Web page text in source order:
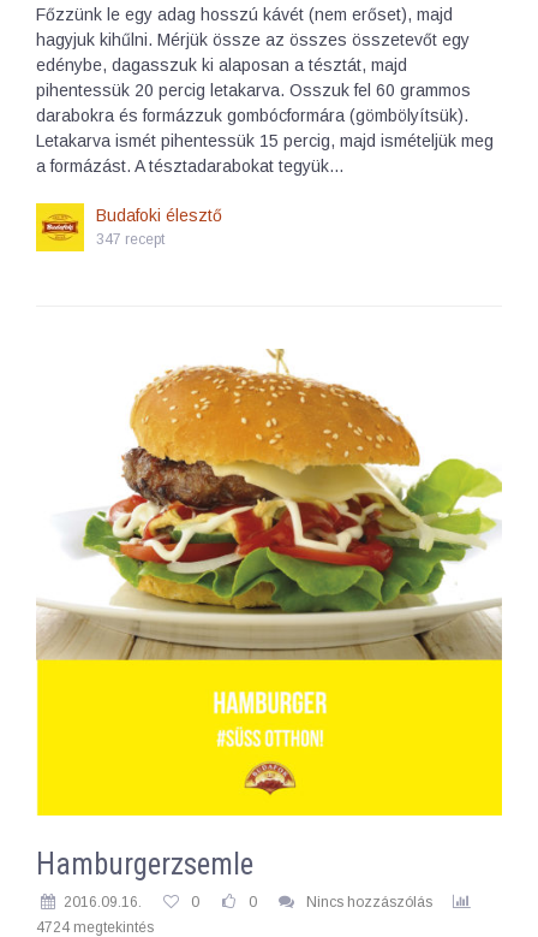
Főzzünk le egy adag hosszú kávét (nem erőset), majd
hagyjuk kihűlni. Mérjük össze az összes összetevőt egy
edénybe, dagasszuk ki alaposan a tésztát, majd
pihentessük 20 percig letakarva. Osszuk fel 60 grammos
darabokra és formázzuk gombócformára (gömbölyítsük).
Letakarva ismét pihentessük 15 percig, majd ismételjük meg
a formázást. A tésztadarabokat tegyük…
Budafoki élesztő
347 recept
Hamburgerzsemle
2016.09.16. 0 0
Nincs hozzászólás
4724 megtekintés